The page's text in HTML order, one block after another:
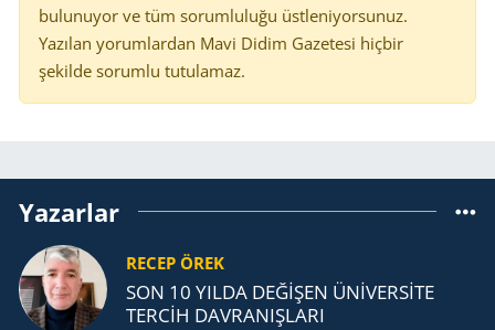
bulunuyor ve tüm sorumluluğu üstleniyorsunuz.
Yazılan yorumlardan Mavi Didim Gazetesi hiçbir
şekilde sorumlu tutulamaz.
Yazarlar
RECEP ÖREK
SON 10 YILDA DEĞİŞEN ÜNİVERSİTE
TERCİH DAVRANIŞLARI